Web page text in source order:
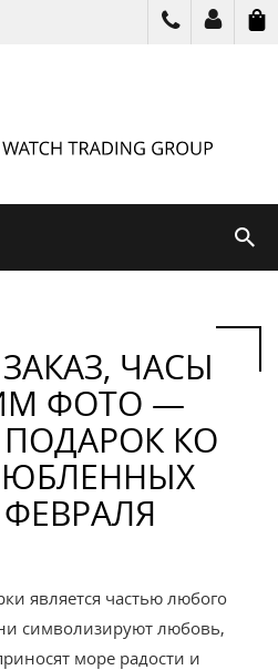
ЧАСЫ
ФОТО —
КО
является частью любого
символизируют любовь,
море радости и